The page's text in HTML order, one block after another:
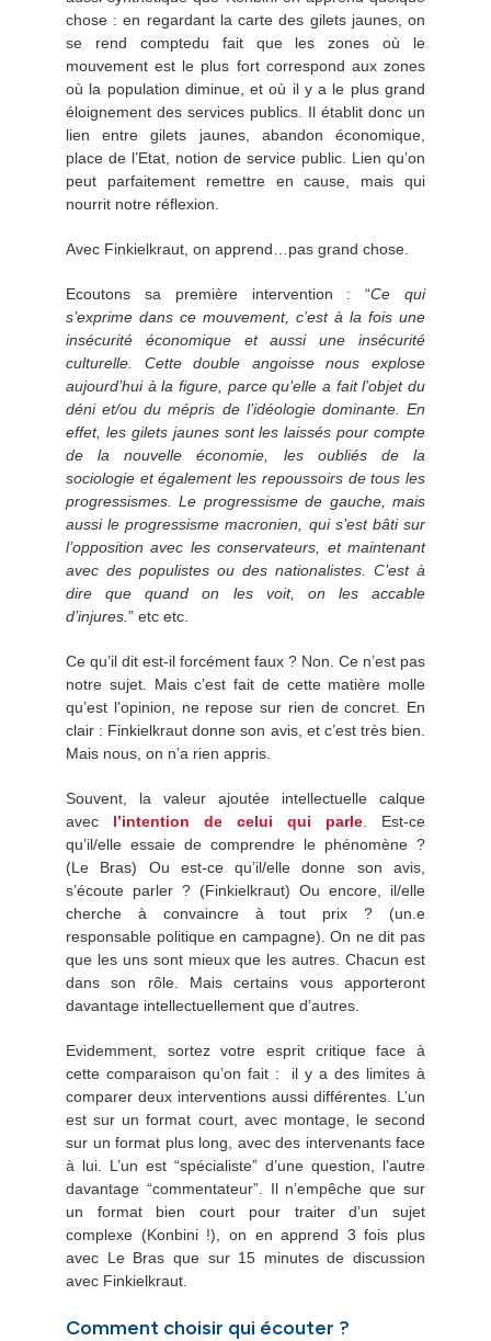
chose : en regardant la carte des gilets jaunes, on
se rend comptedu fait que les zones où le
mouvement est le plus fort correspond aux zones
où la population diminue, et où il y a le plus grand
éloignement des services publics. Il établit donc un
lien entre gilets jaunes, abandon économique,
place de l’Etat, notion de service public. Lien qu’on
peut parfaitement remettre en cause, mais qui
nourrit notre réflexion.
Avec Finkielkraut, on apprend…pas grand chose.
Ecoutons sa première intervention : “Ce qui
s’exprime dans ce mouvement, c’est à la fois une
insécurité économique et aussi une insécurité
culturelle. Cette double angoisse nous explose
aujourd’hui à la figure, parce qu’elle a fait l’objet du
déni et/ou du mépris de l’idéologie dominante. En
effet, les gilets jaunes sont les laissés pour compte
de la nouvelle économie, les oubliés de la
sociologie et également les repoussoirs de tous les
progressismes. Le progressisme de gauche, mais
aussi le progressisme macronien, qui s’est bâti sur
l’opposition avec les conservateurs, et maintenant
avec des populistes ou des nationalistes. C’est à
dire que quand on les voit, on les accable
d’injures. ” etc etc.
Ce qu’il dit est-il forcément faux ? Non. Ce n’est pas
notre sujet. Mais c’est fait de cette matière molle
qu’est l’opinion, ne repose sur rien de concret. En
clair : Finkielkraut donne son avis, et c’est très bien.
Mais nous, on n’a rien appris.
Souvent, la valeur ajoutée intellectuelle calque
avec l’intention de celui qui parle . Est-ce
qu’il/elle essaie de comprendre le phénomène ?
(Le Bras) Ou est-ce qu’il/elle donne son avis,
s’écoute parler ? (Finkielkraut) Ou encore, il/elle
cherche à convaincre à tout prix ? (un.e
responsable politique en campagne). On ne dit pas
que les uns sont mieux que les autres. Chacun est
dans son rôle. Mais certains vous apporteront
davantage intellectuellement que d’autres.
Evidemment, sortez votre esprit critique face à
cette comparaison qu’on fait : il y a des limites à
comparer deux interventions aussi différentes. L’un
est sur un format court, avec montage, le second
sur un format plus long, avec des intervenants face
à lui. L’un est “spécialiste” d’une question, l’autre
davantage “commentateur”. Il n’empêche que sur
un format bien court pour traiter d’un sujet
complexe (Konbini !), on en apprend 3 fois plus
avec Le Bras que sur 15 minutes de discussion
avec Finkielkraut.
Comment choisir qui écouter ?